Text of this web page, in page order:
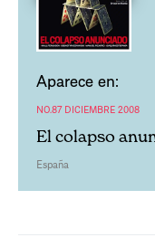
Aparece en:
NO.87 DICIEMBRE 2008
El colapso
España